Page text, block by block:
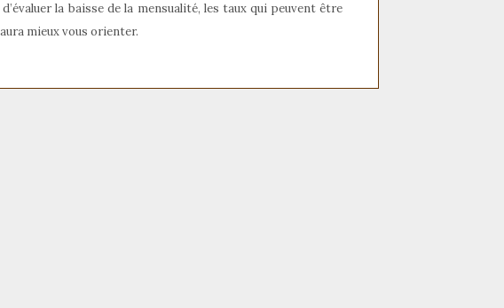
la baisse de la mensualité, les taux qui peuvent être
mieux vous orienter.